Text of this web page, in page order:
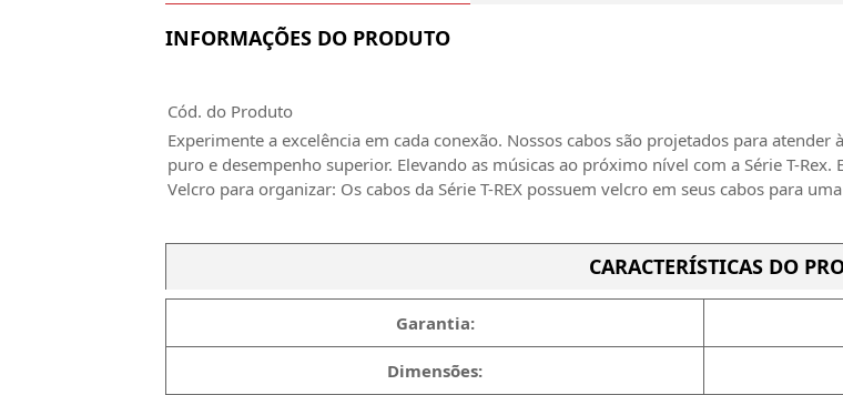
INFORMAÇÕES DO PRODUTO
Cód. do Produto
Experimente a excelência em cada conexão. Nossos cabos são projetados para
puro e desempenho superior. Elevando as músicas ao próximo nível com a Série T-
Velcro para organizar: Os cabos da Série T-REX possuem velcro em seus cabos para
CARACTERÍSTICAS DO
Garantia:
Dimensões: